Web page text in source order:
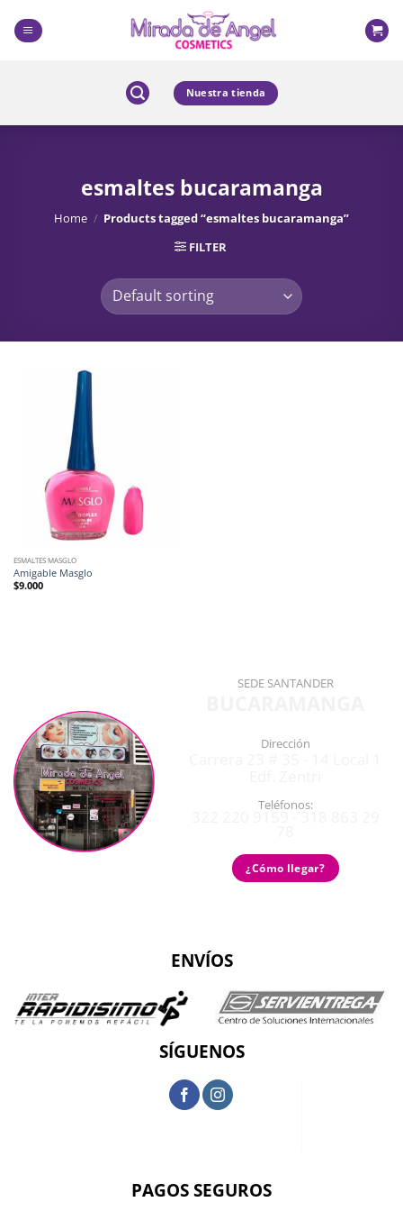
content
Nuestra tienda
esmaltes bucaramanga
Home / Products tagged “esmaltes bucaramanga”
FILTER
ESMALTES MASGLO
Amigable Masglo
$9.000
SEDE SANTANDER
Dirección
Teléfonos:
¿Cómo llegar?
ENVÍOS
SÍGUENOS
PAGOS SEGUROS